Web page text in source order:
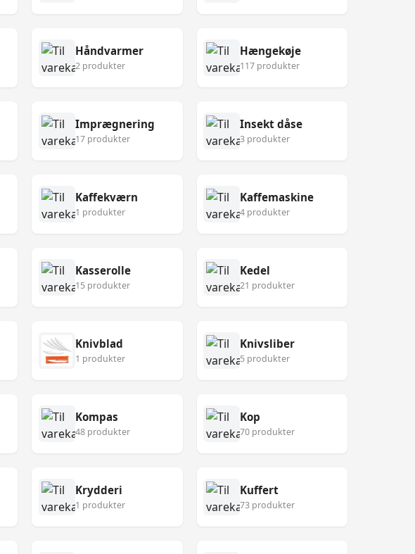
Håndvarmer
2 produkter
Hængekøje
117 produkter
Imprægnering
17 produkter
Insekt dåse
3 produkter
Kaffekværn
1 produkter
Kaffemaskine
4 produkter
Kasserolle
15 produkter
Kedel
21 produkter
Knivblad
1 produkter
Knivsliber
5 produkter
Kompas
48 produkter
Kop
70 produkter
Krydderi
1 produkter
Kuffert
73 produkter